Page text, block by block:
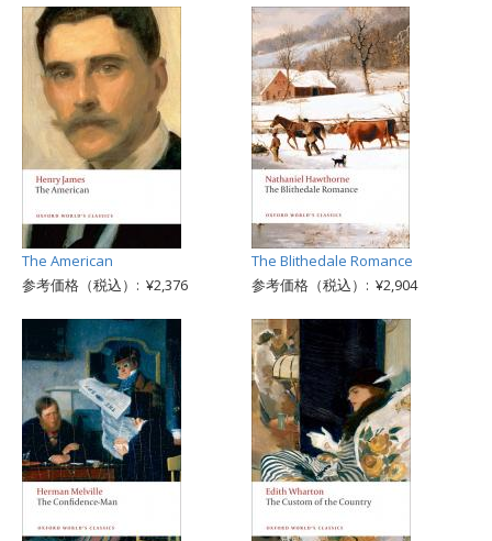
The American
参考価格（税込）: ¥2,376
The Blithedale Romance
参考価格（税込）: ¥2,904